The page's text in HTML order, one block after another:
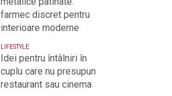
farmec discret pentru
interioare moderne
LIFESTYLE
Idei pentru întâlniri în
cuplu care nu presupun
restaurant sau cinema